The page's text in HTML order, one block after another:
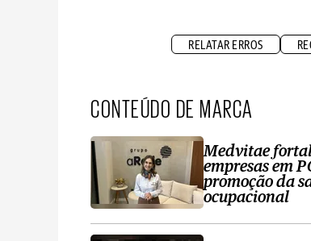
RELATAR ERROS
CONTEÚDO DE MARCA
Medvitae
empresas em
promoção da
ocupacional